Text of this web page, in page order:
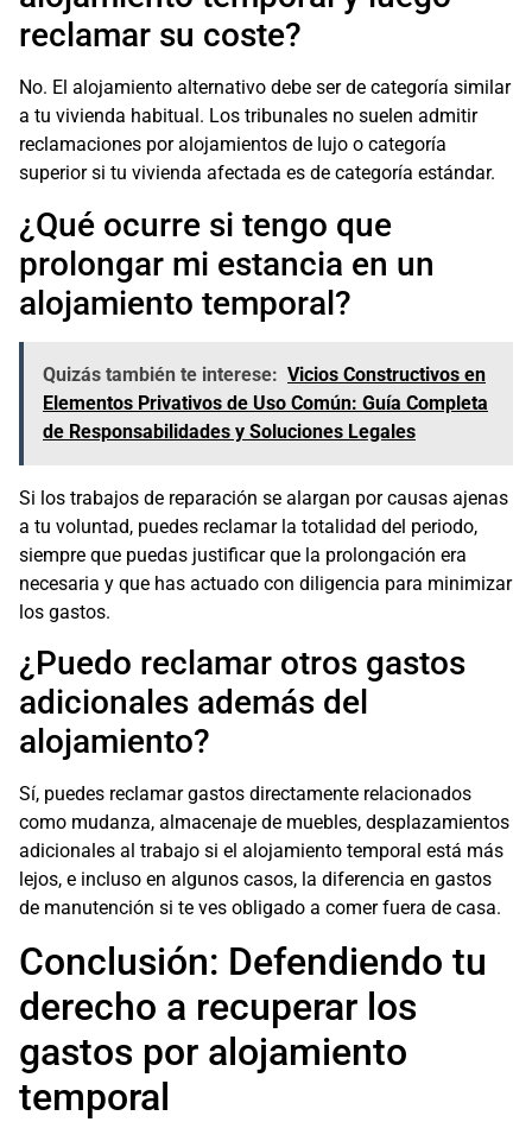
reclamar su coste?
No. El alojamiento alternativo debe ser de categoría similar
a tu vivienda habitual. Los tribunales no suelen admitir
reclamaciones por alojamientos de lujo o categoría
superior si tu vivienda afectada es de categoría estándar.
¿Qué ocurre si tengo que
prolongar mi estancia en un
alojamiento temporal?
Quizás también te interese: Vicios Constructivos en
Elementos Privativos de Uso Común: Guía Completa
de Responsabilidades y Soluciones Legales
Si los trabajos de reparación se alargan por causas ajenas
a tu voluntad, puedes reclamar la totalidad del periodo,
siempre que puedas justificar que la prolongación era
necesaria y que has actuado con diligencia para minimizar
los gastos.
¿Puedo reclamar otros gastos
adicionales además del
alojamiento?
Sí, puedes reclamar gastos directamente relacionados
como mudanza, almacenaje de muebles, desplazamientos
adicionales al trabajo si el alojamiento temporal está más
lejos, e incluso en algunos casos, la diferencia en gastos
de manutención si te ves obligado a comer fuera de casa.
Conclusión: Defendiendo tu
derecho a recuperar los
gastos por alojamiento
temporal